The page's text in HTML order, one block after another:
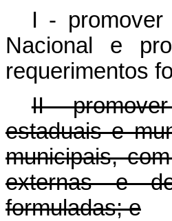
I -
Nacional e
requerimentos
II -
estaduais e
municipais,
externas e
formuladas; e